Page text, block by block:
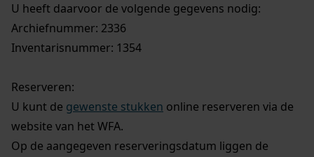
U heeft daarvoor de volgende gegevens nodig:
Archiefnummer: 2336
Inventarisnummer: 1354
Reserveren:
U kunt de gewenste stukken online reserveren via de
website van het WFA.
Op de aangegeven reserveringsdatum liggen de